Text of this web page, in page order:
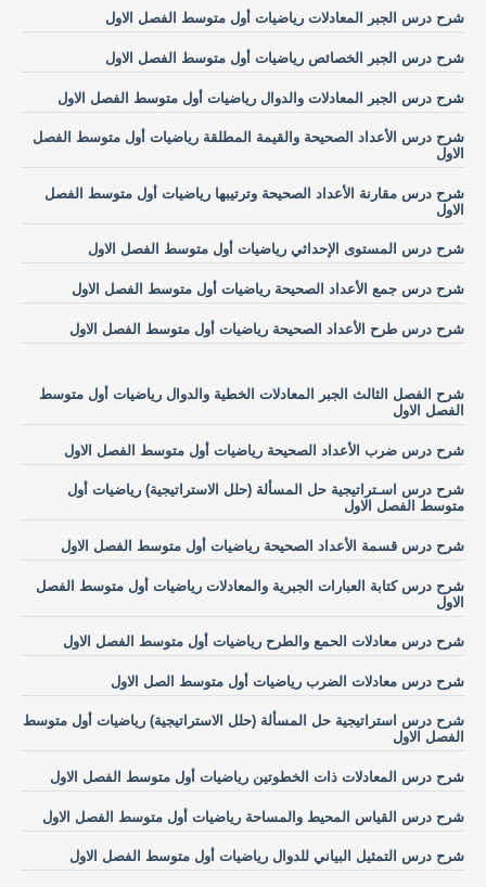
شرح درس الجبر المعادلات رياضيات أول متوسط الفصل الاول
شرح درس الجبر الخصائص رياضيات أول متوسط الفصل الاول
شرح درس الجبر المعادلات والدوال رياضيات أول متوسط الفصل الاول
شرح درس الأعداد الصحيحة والقيمة المطلقة رياضيات أول متوسط الفصل
الاول
شرح درس مقارنة الأعداد الصحيحة وترتيبها رياضيات أول متوسط الفصل
الاول
شرح درس المستوى الإحداثي رياضيات أول متوسط الفصل الاول
شرح درس جمع الأعداد الصحيحة رياضيات أول متوسط الفصل الاول
شرح درس طرح الأعداد الصحيحة رياضيات أول متوسط الفصل الاول
شرح الفصل الثالث الجبر المعادلات الخطية والدوال رياضيات أول متوسط
الفصل الاول
شرح درس ضرب الأعداد الصحيحة رياضيات أول متوسط الفصل الاول
شرح درس اسـتراتيجية حل المسألة (حلل الاستراتيجية) رياضيات أول
متوسط الفصل الاول
شرح درس قسمة الأعداد الصحيحة رياضيات أول متوسط الفصل الاول
شرح درس كتابة العبارات الجبرية والمعادلات رياضيات أول متوسط الفصل
الاول
شرح درس معادلات الحمع والطرح رياضيات أول متوسط الفصل الاول
شرح درس معادلات الضرب رياضيات أول متوسط الصل الاول
شرح درس استراتيجية حل المسألة (حلل الاستراتيجية) رياضيات أول متوسط
الفصل الاول
شرح درس المعادلات ذات الخطوتين رياضيات أول متوسط الفصل الاول
شرح درس القياس المحيط والمساحة رياضيات أول متوسط الفصل الاول
شرح درس التمثيل البياني للدوال رياضيات أول متوسط الفصل الاول